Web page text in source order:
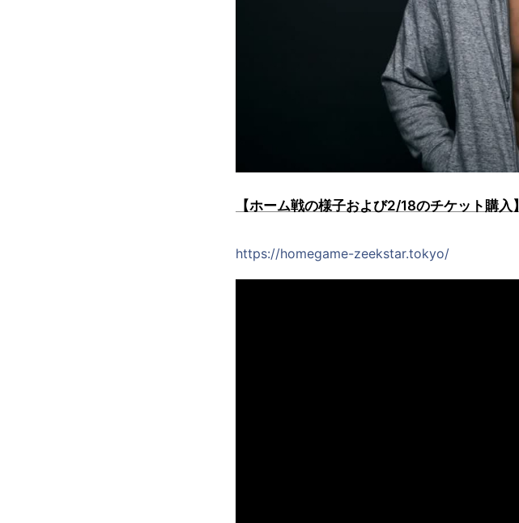
【ホーム戦の様子および2/18のチケット購入】
https://homegame-zeekstar.tokyo/